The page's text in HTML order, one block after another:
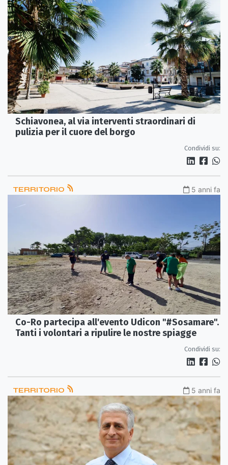
Schiavonea, al via interventi straordinari di
pulizia per il cuore del borgo
Condividi su:
TERRITORIO 5 anni fa
Co-Ro partecipa all'evento Udicon "#Sosamare".
Tanti i volontari a ripulire le nostre spiagge
Condividi su:
TERRITORIO 5 anni fa